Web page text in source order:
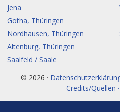
Jena
Gotha, Thüringen
Nordhausen, Thüringen
Altenburg, Thüringen
Saalfeld / Saale
© 2026 ·
Credits/Quellen